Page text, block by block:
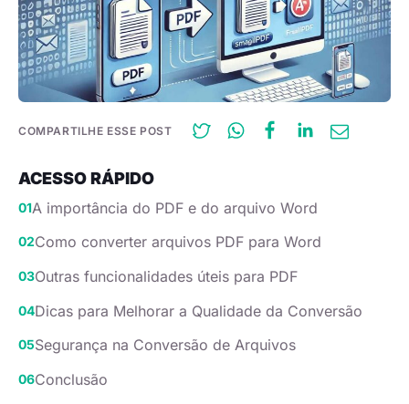
COMPARTILHE ESSE POST
ACESSO RÁPIDO
A importância do PDF e do arquivo Word
Como converter arquivos PDF para Word
Outras funcionalidades úteis para PDF
Dicas para Melhorar a Qualidade da Conversão
Segurança na Conversão de Arquivos
Conclusão